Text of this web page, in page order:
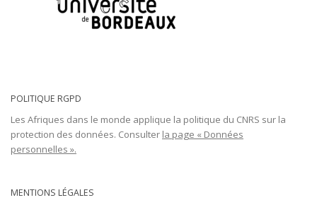
POLITIQUE RGPD
Les Afriques dans le monde applique la politique du CNRS sur la
protection des données. Consulter la page « Données
personnelles ».
MENTIONS LÉGALES